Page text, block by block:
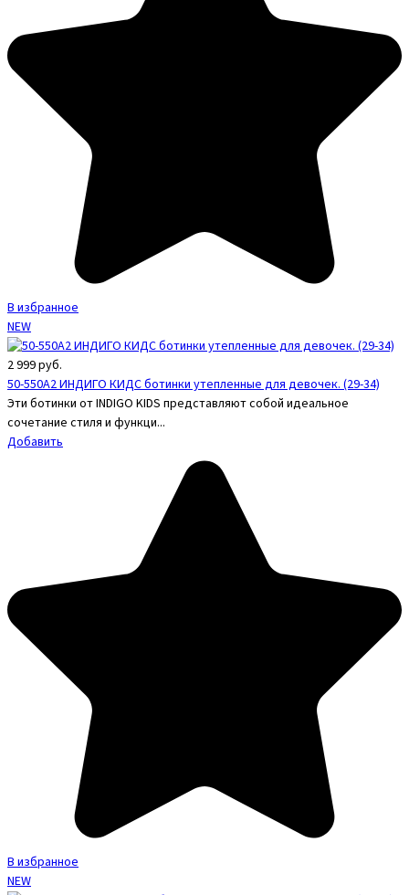
В избранное
NEW
2 999руб.
50-550A2 ИНДИГО КИДС ботинки утепленные для девочек. (29-34)
Эти ботинки от INDIGO KIDS представляют собой идеальное
сочетание стиля и функци...
Добавить
В избранное
NEW